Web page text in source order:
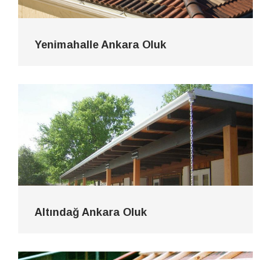
Yenimahalle Ankara Oluk
Altındağ Ankara Oluk